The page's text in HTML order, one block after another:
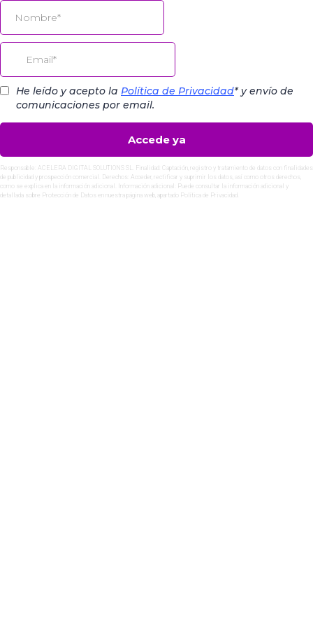
He leído y acepto la Política de Privacidad* y envío de
comunicaciones por email.
Accede ya
Responsable: ACELERA DIGITAL SOLUTIONS SL. Finalidad: Captación, registro y tratamiento de datos con finalidades
de publicidad y prospección comercial. Derechos: Acceder, rectificar y suprimir los datos, así como otros derechos,
como se explica en la información adicional. Información adicional: Puede consultar la información adicional y
detallada sobre Protección de Datos en nuestra página web, apartado Política de Privacidad.